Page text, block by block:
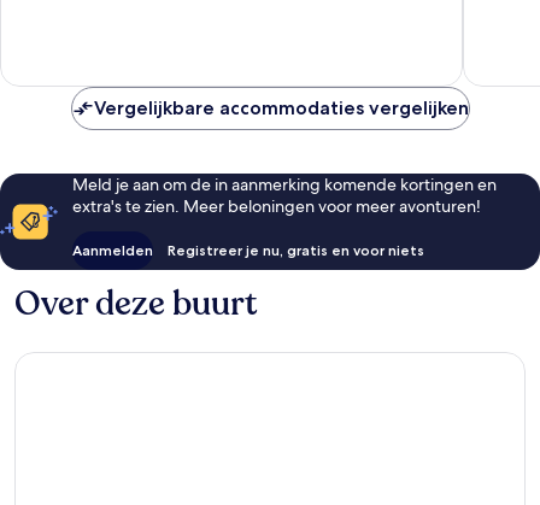
Vergelijkbare accommodaties vergelijken
Meld je aan om de in aanmerking komende kortingen en
extra's te zien. Meer beloningen voor meer avonturen!
Aanmelden Registreer je nu, gratis en voor niets
Over deze buurt